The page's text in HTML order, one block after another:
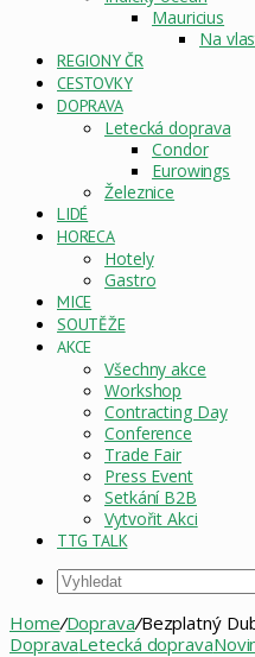
Mauricius
Na
REGIONY ČR
CESTOVKY
DOPRAVA
Letecká doprava
Condor
Eurowings
Železnice
LIDÉ
HORECA
Hotely
Gastro
MICE
SOUTĚŽE
AKCE
Všechny akce
Workshop
Contracting Day
Conference
Trade Fair
Press Event
Setkání B2B
Vytvořit Akci
TTG TALK
Home/Doprava/Bezplatný
DopravaLetecká doprava